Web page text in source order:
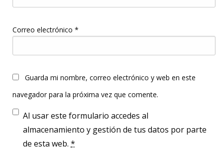
Correo electrónico *
Guarda mi nombre, correo electrónico y web en este
navegador para la próxima vez que comente.
Al usar este formulario accedes al
almacenamiento y gestión de tus datos por parte
de esta web. *